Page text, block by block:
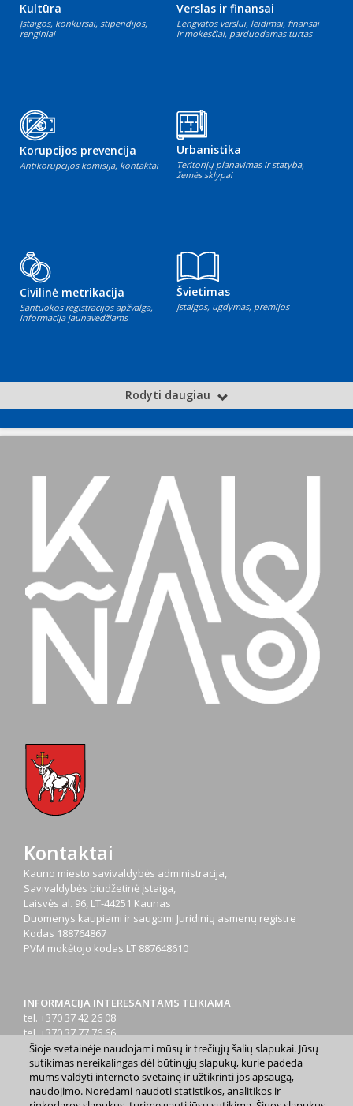
Kultūra
Įstaigos, konkursai, stipendijos,
renginiai
Verslas ir finansai
Lengvatos verslui, leidimai, finansai
ir mokesčiai, parduodamas turtas
Korupcijos prevencija
Antikorupcijos komisija, kontaktai
Urbanistika
Teritorijų planavimas ir statyba,
žemės sklypai
Civilinė metrikacija
Santuokos registracijos apžvalga,
informacija jaunavedžiams
Švietimas
Įstaigos, ugdymas, premijos
Rodyti daugiau
Kontaktai
Kauno miesto savivaldybės administracija,
Savivaldybės biudžetinė įstaiga,
Laisvės al. 96, LT-44251 Kaunas
Duomenys kaupiami ir saugomi Juridinių asmenų registre
Kodas 188764867
PVM mokėtojo kodas LT 887648610
INFORMACIJA INTERESANTAMS TEIKIAMA
tel. +370 37 42 26 08
tel. +370 37 77 76 66
tel. +370 660 07000
el. p.info@kaunas.lt
Šioje svetainėje naudojami mūsų ir trečiųjų šalių slapukai. Jūsų
sutikimas nereikalingas dėl būtinųjų slapukų, kurie padeda
mums valdyti interneto svetainę ir užtikrinti jos apsaugą,
naudojimo. Norėdami naudoti statistikos, analitikos ir